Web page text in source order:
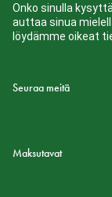
Onko sinulla
auttaa sinua
löydämme oikeat
Seuraa meitä
Maksutavat